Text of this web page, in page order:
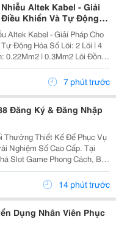
Altek Kabel - Giải
Khiển Và Tự Động
Altek Kabel - Giải Pháp Cho
Số Lõi: 2 Lõi | 4
Đan Có
7 phút trước
Đăng Ký & Đăng Nhập
Thưởng Thiết Kế Để Phục Vụ
Nghiệm Số Cao Cấp. Tại
Slot Game Phong Cách, Bắn
Và Nhiều Trò Đổi Thưởng
Tốc Độ Mượt Mà Trên...
14 phút trước
Dụng Nhân Viên Phục